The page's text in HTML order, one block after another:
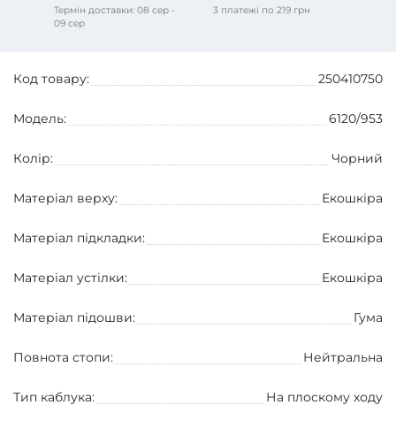
Термін доставки: 08 сер -
09 сер
3 платежі по 219 грн
Код товару: 250410750
Модель: 6120/953
Колір: Чорний
Матеріал верху: Екошкіра
Матеріал підкладки: Екошкіра
Матеріал устілки: Екошкіра
Матеріал підошви: Гума
Повнота стопи: Нейтральна
Тип каблука: На плоскому ходу